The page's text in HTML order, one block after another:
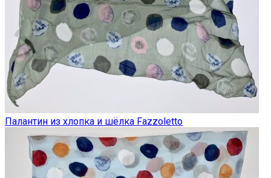
Палантин из хлопка и шёлка Fazzoletto